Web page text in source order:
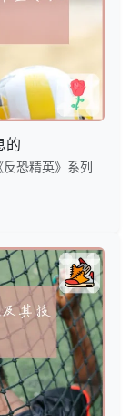
的
恐精英》系列